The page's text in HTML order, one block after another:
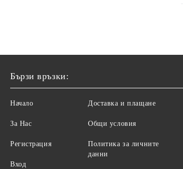
Бързи връзки:
Начало
За Нас
Регистрация
Вход
Доставка и плащане
Общи условия
Политика за личните
данни